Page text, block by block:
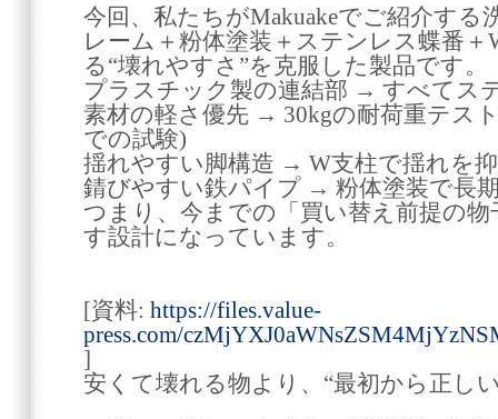
今回、私たちがMakuakeでご紹介する
レーム＋粉体塗装＋ステンレス蝶番
る“壊れやすさ”を克服した製品です。
プラスチック製の連結部 → すべてス
素材の軽さ優先 → 30kgの耐荷重テス
での試験)
揺れやすい脚構造 → W支柱で揺れを
錆びやすい鉄パイプ → 粉体塗装で長
つまり、今までの「買い替え前提の
す設計になっています。
[資料: https://files.value-
press.com/
]
安くて壊れる物より、“最初から正し